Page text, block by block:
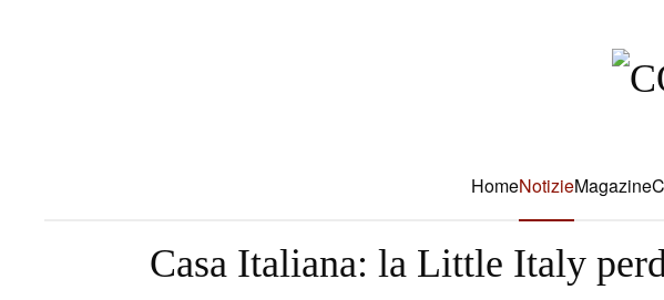
HomeNotizieMagazine
Casa Italiana: la Little Italy